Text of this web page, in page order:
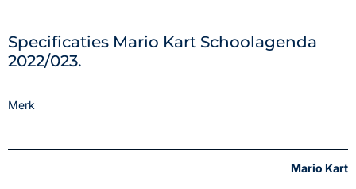
Specificaties Mario Kart Schoolagenda
2022/023.
Merk
Mario Kart